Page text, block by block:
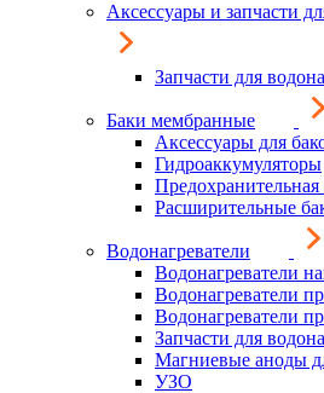
Аксессуары и запчасти
Запчасти для
Баки мембранные
Аксессуары для
Гидроаккумуляторы
Предохранительная
Расширительные
Водонагреватели
Водонагреватели
Водонагреватели
Водонагреватели
Запчасти для
Магниевые аноды
УЗО